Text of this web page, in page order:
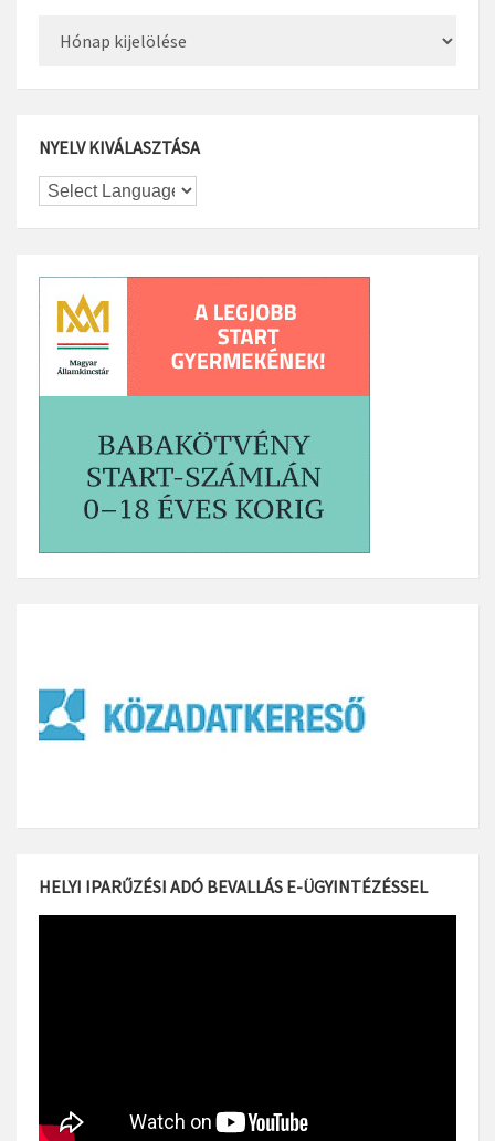
NYELV KIVÁLASZTÁSA
HELYI IPARŰZÉSI ADÓ BEVALLÁS E-ÜGYINTÉZÉSSEL